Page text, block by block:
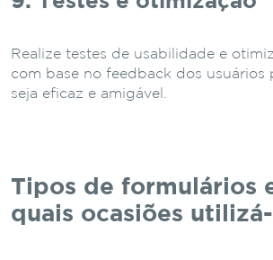
Realize testes de usabilidade e
com base no feedback dos usuários
seja eficaz e amigável.
Tipos de formulários
quais ocasiões